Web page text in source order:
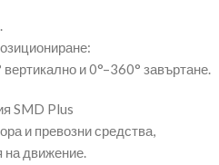
и 0°–360° завъртане.
SMD Plus
и превозни средства,
на движение.